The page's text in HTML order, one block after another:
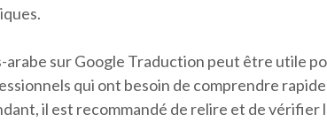
sur Google Traduction peut être utile
qui ont besoin de comprendre
il est recommandé de relire et de